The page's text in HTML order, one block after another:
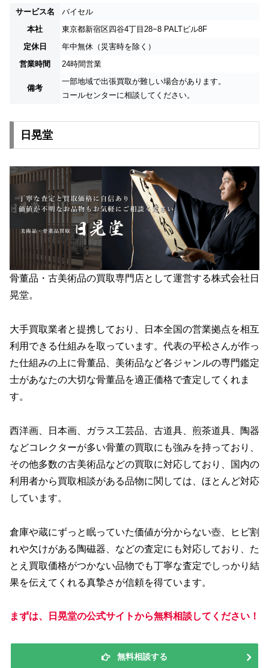
サービス名
バイセル
本社
東京都新宿区四谷4丁目28−8 PALTビル8F
定休日
年中無休（災害時を除く）
営業時間
24時間営業
備考
一部地域で出張買取が難しい場合があります。
コールセンターに相談してください。
日晃堂
骨董品・古美術品の買取専門店として運営する株式会社日
晃堂。
大手買取業者と提携しており、日本全国の営業拠点を相互
利用できる仕組みを取っています。代表の平松さんが作っ
た仕組みの上に骨董品、美術品など各ジャンルの専門鑑定
士があなたの大切な骨董品を適正価格で査定してくれま
す。
西洋画、日本画、ガラス工芸品、古道具、煎茶道具、陶器
などコレクターが多い骨董の買取にも強みを持っており、
その他多数の古美術品などの買取に対応しており、国内の
利用者から買取相談がある品物に関しては、ほとんど対応
しています。
倉庫や蔵にずっと眠っていた価値が分からない壺、ヒビ割
れや欠けがある陶磁器、などの査定にも対応しており、た
とえ買取価格がつかない品物でも丁寧な査定でしっかり結
果を伝えてくれる真摯さが信頼を得ています。
まずは、日晃堂の公式サイトから無料相談してください！
無料相談する